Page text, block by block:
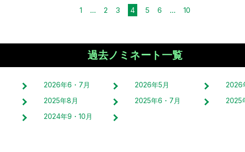
1 ... 2 3 4 5 6 ... 10
過去ノミネート一覧
2026年6・7 月 2026年5 月 2026
2025年8 月 2025年6・7 月 2025
2024年9・10 月